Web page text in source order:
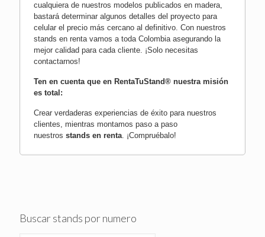
cualquiera de nuestros modelos publicados en madera,
bastará determinar algunos detalles del proyecto para
celular el precio más cercano al definitivo. Con nuestros
stands en renta vamos a toda Colombia asegurando la
mejor calidad para cada cliente. ¡Solo necesitas
contactarnos!
Ten en cuenta que en RentaTuStand® nuestra misión
es total:
Crear verdaderas experiencias de éxito para nuestros
clientes, mientras montamos paso a paso
nuestros stands en renta. ¡Compruébalo!
Buscar stands por numero